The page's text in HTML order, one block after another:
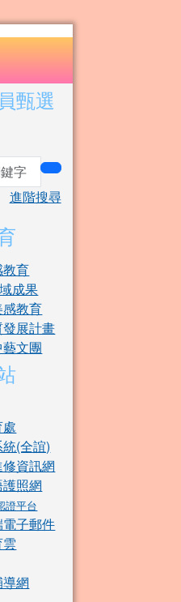
內容
甄選
search
進階搜尋
育
成果
教育
展計畫
文團
(全誼)
資訊網
照網
證平台
子郵件
網